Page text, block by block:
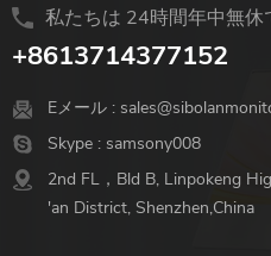
私たちは 24時間年中無休
+8613714377152
Eメール :
Skype : samsony008
2nd FL，Bld B, Linpokeng
'an District, Shenzhen,China